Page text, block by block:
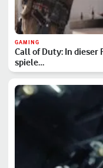
GAMING
Call of Duty: In dieser
spiele…